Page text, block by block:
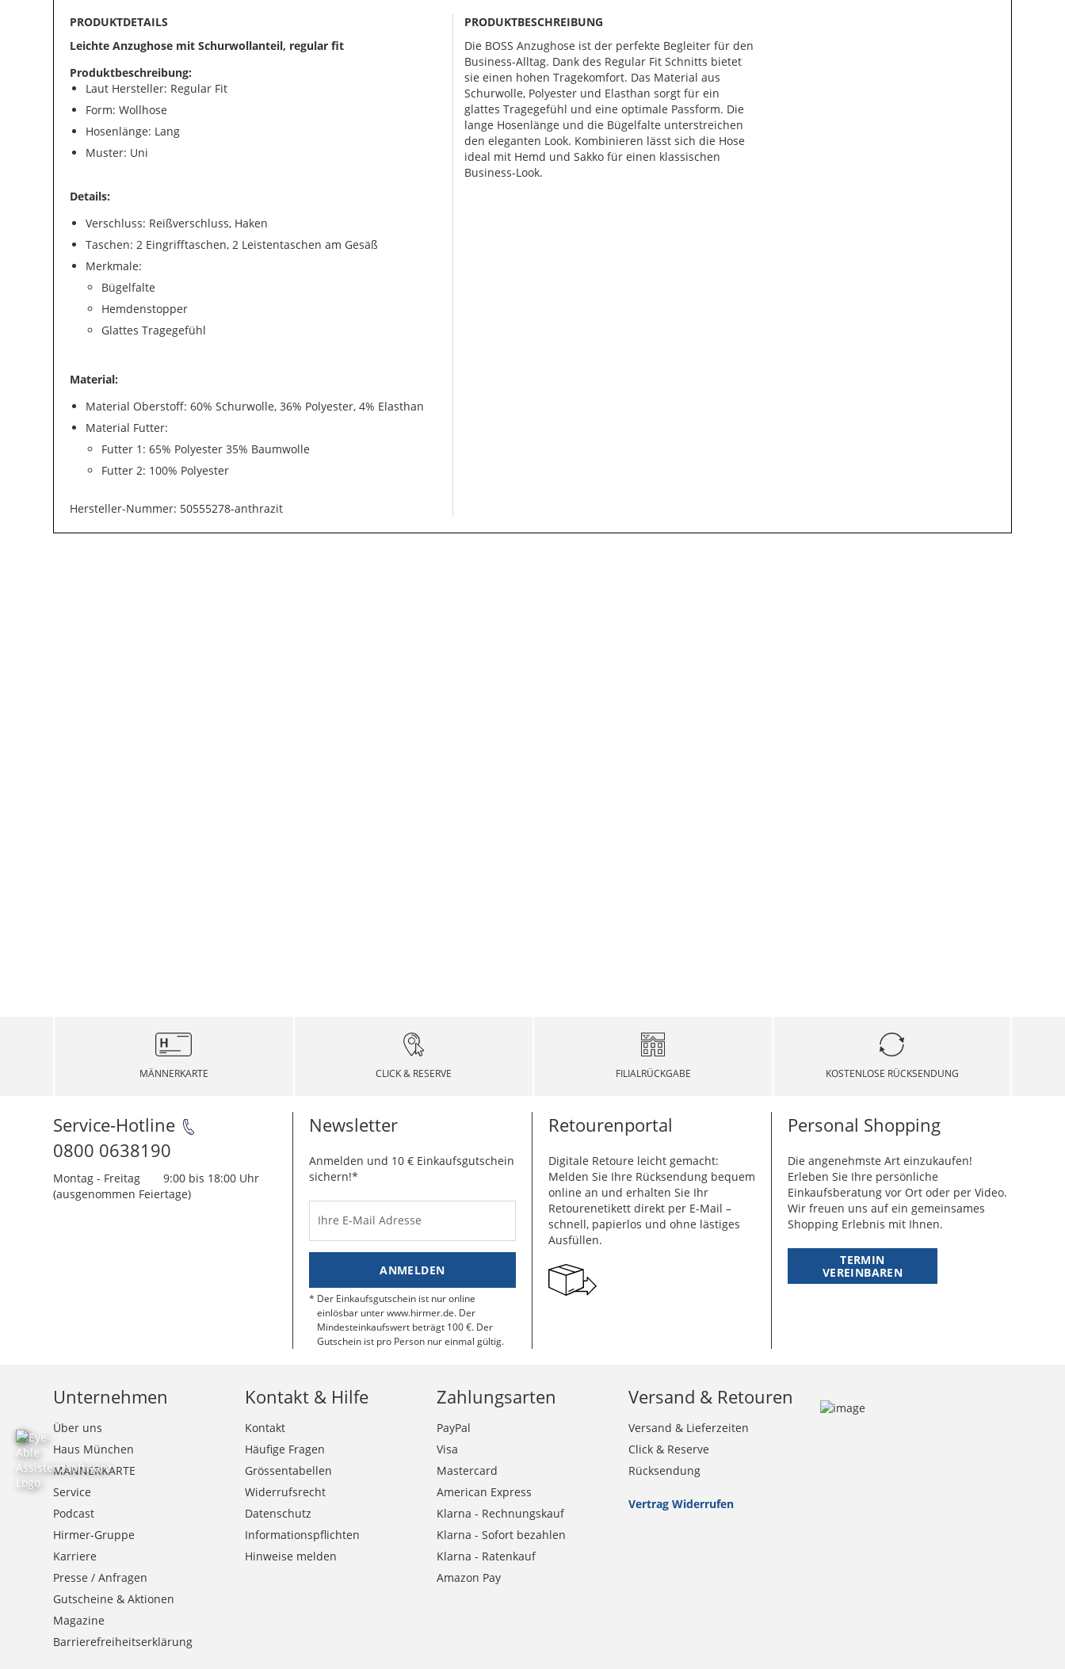
PRODUKTDETAILS
Leichte Anzughose mit Schurwollanteil, regular fit
Produktbeschreibung:
Laut Hersteller: Regular Fit
Form: Wollhose
Hosenlänge: Lang
Muster: Uni
Details:
Verschluss: Reißverschluss, Haken
Taschen: 2 Eingrifftaschen, 2 Leistentaschen am Gesäß
Merkmale:
Bügelfalte
Hemdenstopper
Glattes Tragegefühl
Material:
Material Oberstoff: 60% Schurwolle, 36% Polyester, 4% Elasthan
Material Futter:
Futter 1: 65% Polyester 35% Baumwolle
Futter 2: 100% Polyester
Hersteller-Nummer: 50555278-anthrazit
PRODUKTBESCHREIBUNG
Die BOSS Anzughose ist der perfekte Begleiter für den
Business-Alltag. Dank des Regular Fit Schnitts bietet
sie einen hohen Tragekomfort. Das Material aus
Schurwolle, Polyester und Elasthan sorgt für ein
glattes Tragegefühl und eine optimale Passform. Die
lange Hosenlänge und die Bügelfalte unterstreichen
den eleganten Look. Kombinieren lässt sich die Hose
ideal mit Hemd und Sakko für einen klassischen
Business-Look.
MÄNNERKARTE CLICK & RESERVE FILIALRÜCKGABE KOSTENLOSE RÜCKSENDUNG
Service-Hotline
0800 0638190
Montag - Freitag
9:00 bis 18:00 Uhr
(ausgenommen Feiertage)
Newsletter
Anmelden und 10 € Einkaufsgutschein
sichern!*
Ihre E-Mail Adresse
ANMELDEN
Der Einkaufsgutschein ist nur online
einlösbar unter www.hirmer.de. Der
Mindesteinkaufswert beträgt 100 €. Der
Gutschein ist pro Person nur einmal gültig.
Retourenportal
Digitale Retoure leicht gemacht:
Melden Sie Ihre Rücksendung bequem
online an und erhalten Sie Ihr
Retourenetikett direkt per E-Mail –
schnell, papierlos und ohne lästiges
Ausfüllen.
Personal Shopping
Die angenehmste Art einzukaufen!
Erleben Sie Ihre persönliche
Einkaufsberatung vor Ort oder per Video.
Wir freuen uns auf ein gemeinsames
Shopping Erlebnis mit Ihnen.
TERMIN
VEREINBAREN
Unternehmen
Über uns
Haus München
MÄNNERKARTE
Service
Podcast
Hirmer-Gruppe
Karriere
Presse / Anfragen
Gutscheine & Aktionen
Magazine
Barrierefreiheitserklärung
Kontakt & Hilfe
Kontakt
Häufige Fragen
Grössentabellen
Widerrufsrecht
Datenschutz
Informationspflichten
Hinweise melden
Zahlungsarten
PayPal
Visa
Mastercard
American Express
Klarna - Rechnungskauf
Klarna - Sofort bezahlen
Klarna - Ratenkauf
Amazon Pay
Versand & Retouren
Versand & Lieferzeiten
Click & Reserve
Rücksendung
Vertrag Widerrufen